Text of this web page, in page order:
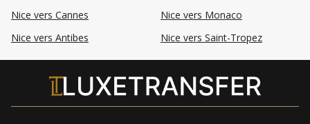
Nice vers Cannes
Nice vers Monaco
Nice vers Antibes
Nice vers Saint-Tropez